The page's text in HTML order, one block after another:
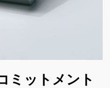
ミットメント